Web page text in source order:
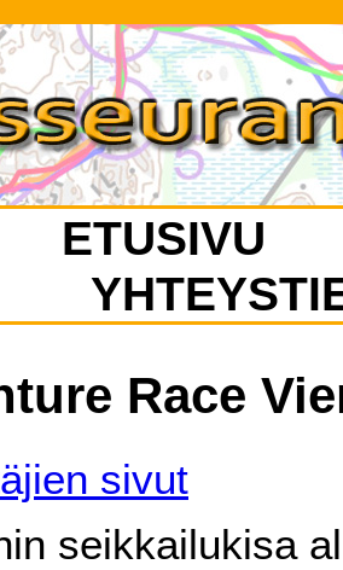
ETUSIVU
Race
sivut
seikkailukisa